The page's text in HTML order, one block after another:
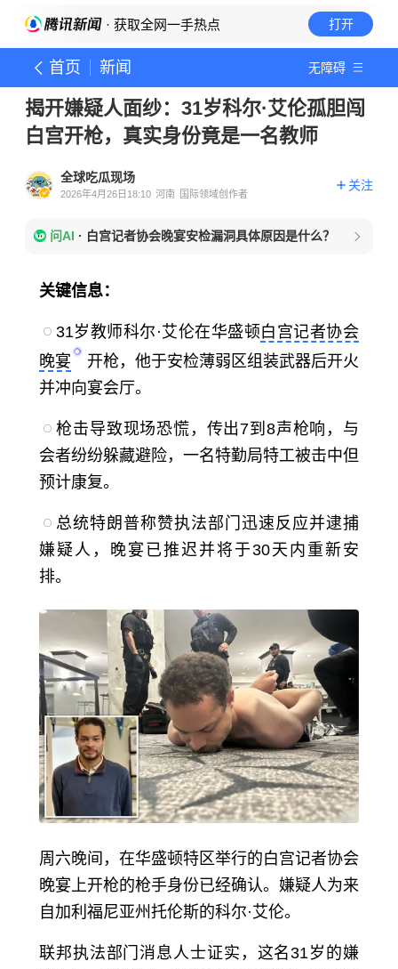
· 获取全网一手热点 打开
首页 新闻 无障碍
揭开嫌疑人面纱：31岁科尔·艾伦孤胆闯
白宫开枪，真实身份竟是一名教师
全球吃瓜现场
2026年4月26日18:10 河南 国际领域创作者
关注
问AI · 白宫记者协会晚宴安检漏洞具体原因是什么？
关键信息：
31岁教师科尔·艾伦在华盛顿白宫记者协会
晚宴
开枪，他于安检薄弱区组装武器后开火
并冲向宴会厅。
枪击导致现场恐慌，传出7到8声枪响，与
会者纷纷躲藏避险，一名特勤局特工被击中但
预计康复。
总统特朗普称赞执法部门迅速反应并逮捕
嫌疑人，晚宴已推迟并将于30天内重新安
排。
周六晚间，在华盛顿特区举行的白宫记者协会
晚宴上开枪的枪手身份已经确认。嫌疑人为来
自加利福尼亚州托伦斯的科尔·艾伦。
联邦执法部门消息人士证实，这名31岁的嫌